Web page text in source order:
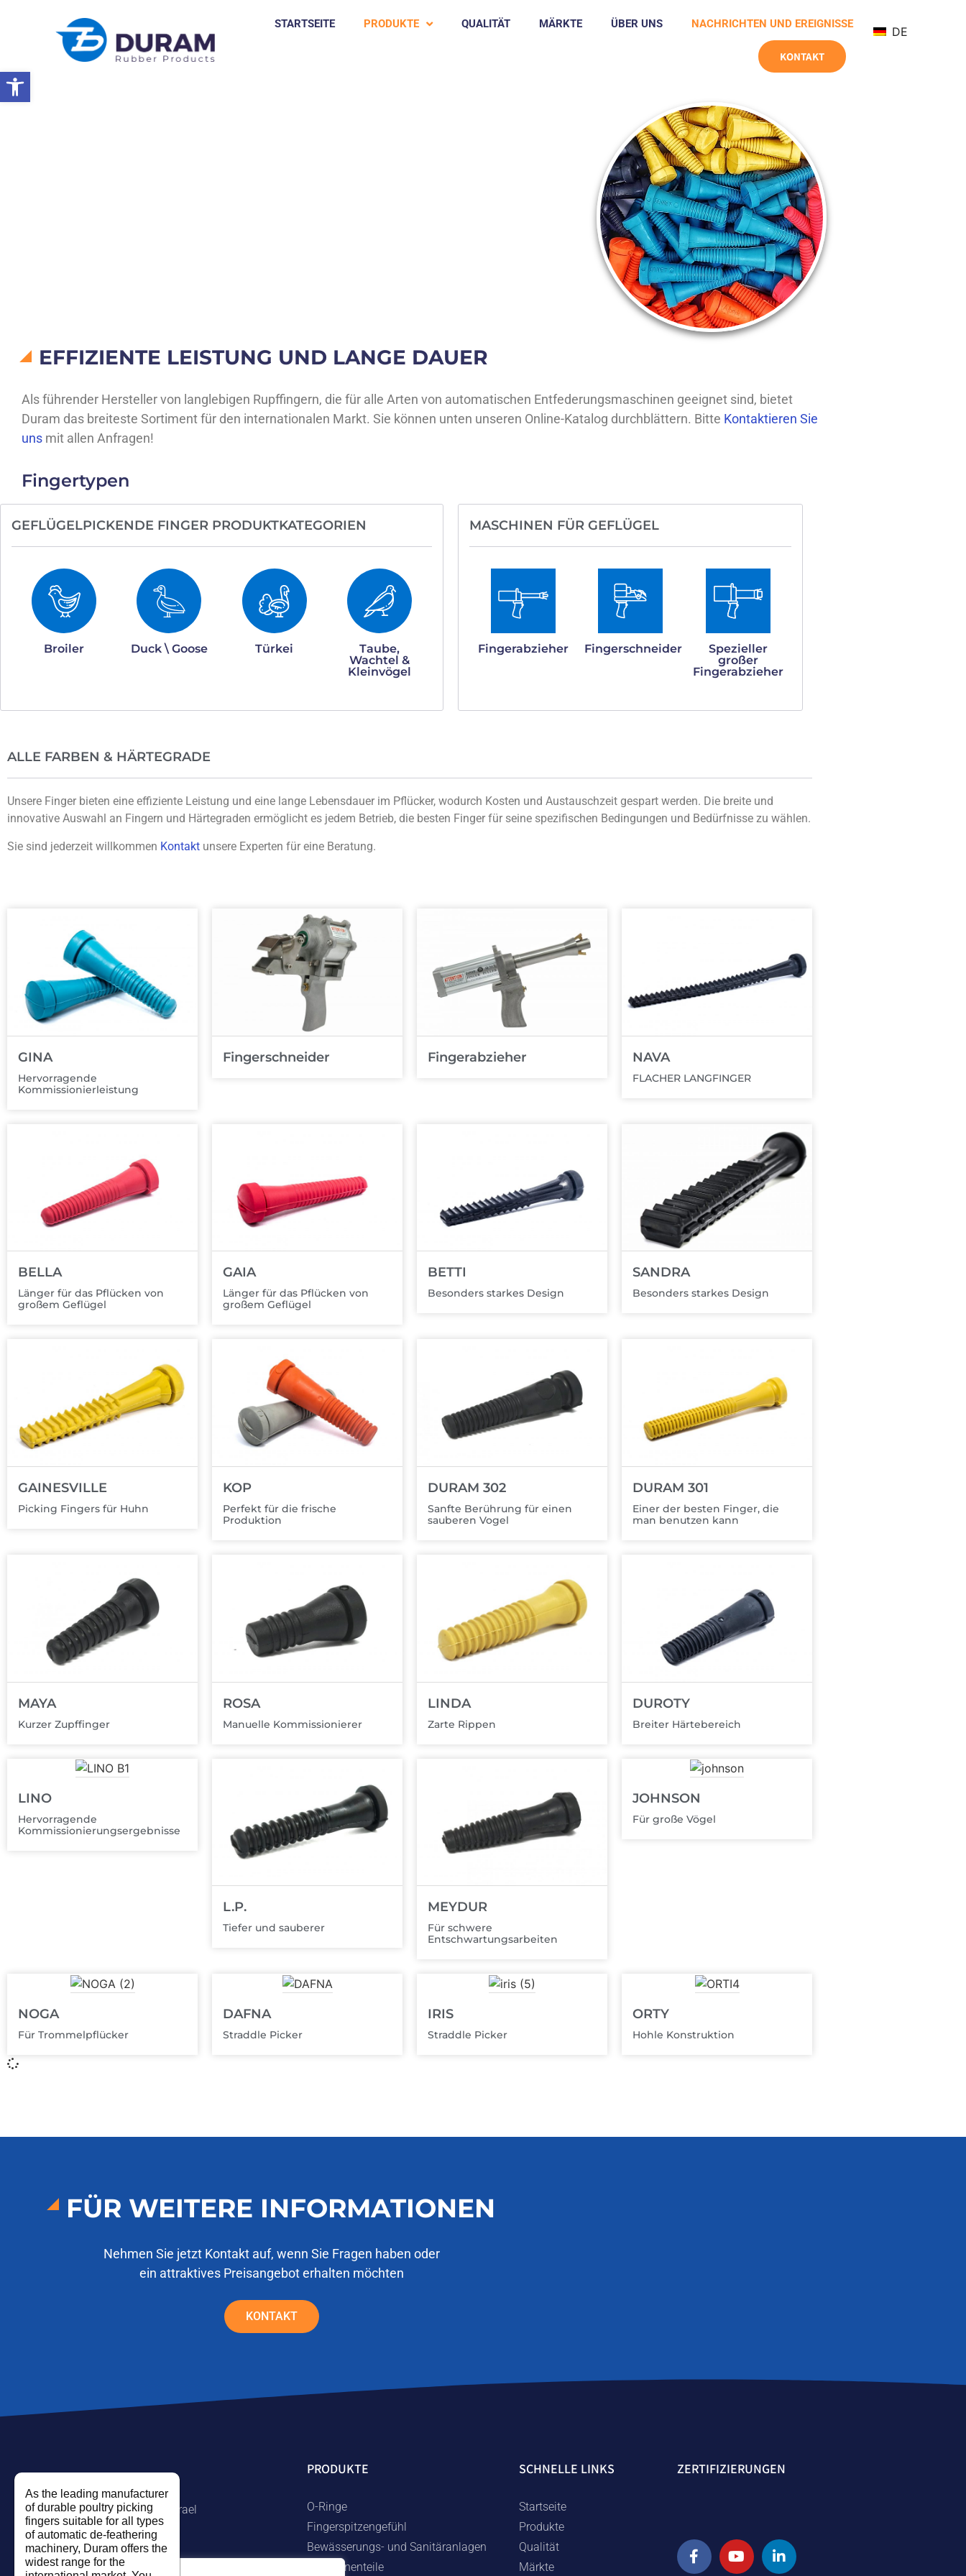
Symbolleiste öffnen
STARTSEITE PRODUKTE QUALITÄT MÄRKTE ÜBER UNS NACHRICHTEN UND EREIGNISSE
KONTAKT
DE
EFFIZIENTE LEISTUNG UND LANGE DAUER
Als führender Hersteller von langlebigen Rupffingern, die für alle Arten von automatischen Entfederungsmaschinen geeignet sind, bietet
Duram das breiteste Sortiment für den internationalen Markt. Sie können unten unseren Online-Katalog durchblättern. Bitte Kontaktieren Sie
uns mit allen Anfragen!
Fingertypen
GEFLÜGELPICKENDE FINGER PRODUKTKATEGORIEN
Broiler Duck \ Goose Türkei
Taube,
Wachtel &
Kleinvögel
MASCHINEN FÜR GEFLÜGEL
Fingerabzieher Fingerschneider
Spezieller
großer
Fingerabzieher
ALLE FARBEN & HÄRTEGRADE
Unsere Finger bieten eine effiziente Leistung und eine lange Lebensdauer im Pflücker, wodurch Kosten und Austauschzeit gespart werden. Die breite und
innovative Auswahl an Fingern und Härtegraden ermöglicht es jedem Betrieb, die besten Finger für seine spezifischen Bedingungen und Bedürfnisse zu wählen.
Sie sind jederzeit willkommen Kontakt unsere Experten für eine Beratung.
GINA
Hervorragende
Kommissionierleistung
Fingerschneider Fingerabzieher NAVA
FLACHER LANGFINGER
BELLA
Länger für das Pflücken von
großem Geflügel
GAIA
Länger für das Pflücken von
großem Geflügel
BETTI
Besonders starkes Design
SANDRA
Besonders starkes Design
GAINESVILLE
Picking Fingers für Huhn
KOP
Perfekt für die frische
Produktion
DURAM 302
Sanfte Berührung für einen
sauberen Vogel
DURAM 301
Einer der besten Finger, die
man benutzen kann
MAYA
Kurzer Zupffinger
ROSA
Manuelle Kommissionierer
LINDA
Zarte Rippen
DUROTY
Breiter Härtebereich
LINO
Hervorragende
Kommissionierungsergebnisse
L.P.
Tiefer und sauberer
MEYDUR
Für schwere
Entschwartungsarbeiten
JOHNSON
Für große Vögel
NOGA
Für Trommelpflücker
DAFNA
Straddle Picker
IRIS
Straddle Picker
ORTY
Hohle Konstruktion
FÜR WEITERE INFORMATIONEN
Nehmen Sie jetzt Kontakt auf, wenn Sie Fragen haben oder
ein attraktives Preisangebot erhalten möchten
KONTAKT
Kibbuz Ramat Hakovesh, Israel
Tel. +972-9-7474458
Fax +972-9-7474479
PRODUKTE
O-Ringe
Fingerspitzengefühl
Bewässerungs- und Sanitäranlagen
Maschinenteile
SCHNELLE LINKS
Startseite
Produkte
Qualität
Märkte
ZERTIFIZIERUNGEN
As the leading manufacturer
of durable poultry picking
fingers suitable for all types
of automatic de-feathering
machinery, Duram offers the
widest range for the